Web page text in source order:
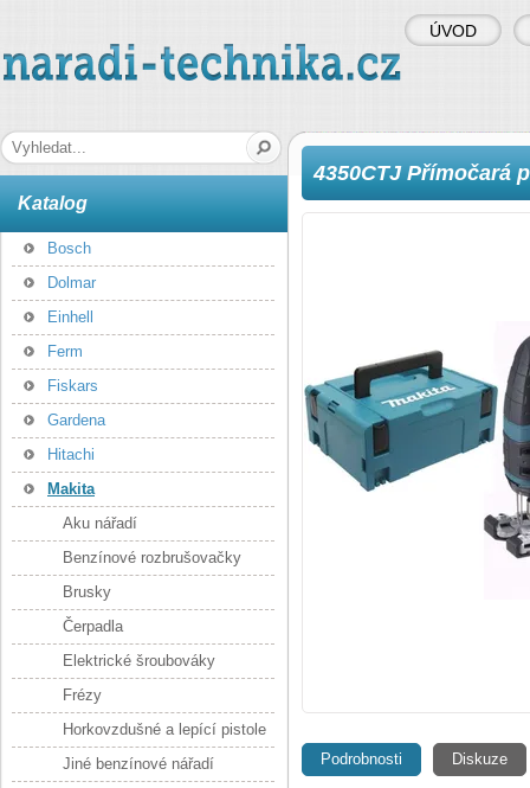
naradi-technika.cz
4350CTJ Přímočará
Podrobnosti Diskuze
Katalog
Bosch
Dolmar
Einhell
Ferm
Fiskars
Gardena
Hitachi
Makita
Aku nářadí
Benzínové rozbrušovačky
Brusky
Čerpadla
Elektrické šroubováky
Frézy
Horkovzdušné a lepící pistole
Jiné benzínové nářadí
ÚVOD
Hledaná fráze